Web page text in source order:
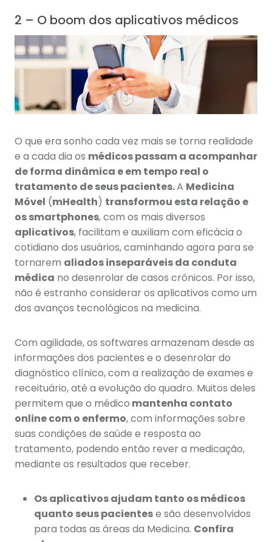
2 – O boom dos aplicativos médicos
O que era sonho cada vez mais se torna realidade
e a cada dia os médicos passam a acompanhar
de forma dinâmica e em tempo real o
tratamento de seus pacientes.A Medicina
Móvel (mHealth) transformou esta relação e
os smartphones, com os mais diversos
aplicativos, facilitam e auxiliam com eficácia o
cotidiano dos usuários, caminhando agora para se
tornarem aliados inseparáveis da conduta
médica no desenrolar de casos crônicos. Por isso,
não é estranho considerar os aplicativos como um
dos avanços tecnológicos na medicina.
Com agilidade, os softwares armazenam desde as
informações dos pacientes e o desenrolar do
diagnóstico clínico, com a realização de exames e
receituário, até a evolução do quadro. Muitos deles
permitem que o médico mantenha contato
online com o enfermo, com informações sobre
suas condições de saúde e resposta ao
tratamento, podendo então rever a medicação,
mediante os resultados que receber.
Os aplicativos ajudam tanto os médicos
quanto seus pacientese são desenvolvidos
para todas as áreas da Medicina. Confira